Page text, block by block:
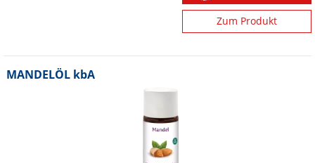
Zum Produkt
MANDELÖL kbA